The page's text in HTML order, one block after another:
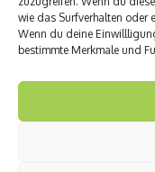
wie das Surfverhalten oder
Wenn du deine
bestimmte Merkmale und
Blutdruck zu
Auswirkung hat,
nahezu
Senkung des